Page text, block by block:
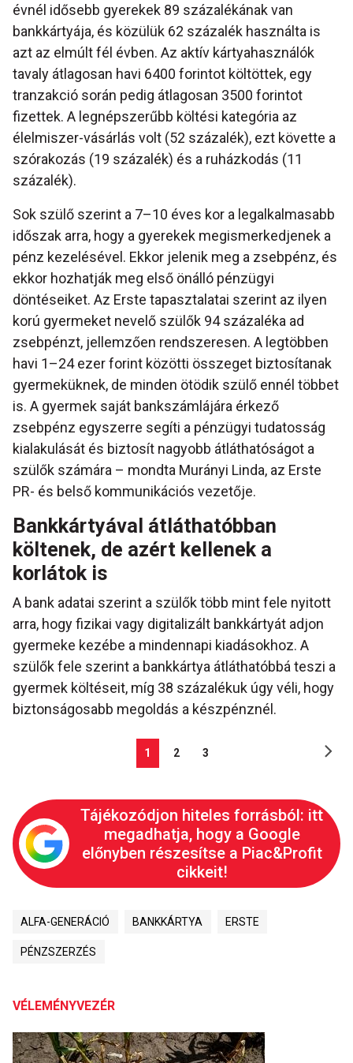
évnél idősebb gyerekek 89 százalékának van
bankkártyája, és közülük 62 százalék használta is
azt az elmúlt fél évben. Az aktív kártyahasználók
tavaly átlagosan havi 6400 forintot költöttek, egy
tranzakció során pedig átlagosan 3500 forintot
fizettek. A legnépszerűbb költési kategória az
élelmiszer-vásárlás volt (52 százalék), ezt követte a
szórakozás (19 százalék) és a ruházkodás (11
százalék).
Sok szülő szerint a 7–10 éves kor a legalkalmasabb
időszak arra, hogy a gyerekek megismerkedjenek a
pénz kezelésével. Ekkor jelenik meg a zsebpénz, és
ekkor hozhatják meg első önálló pénzügyi
döntéseiket. Az Erste tapasztalatai szerint az ilyen
korú gyermeket nevelő szülők 94 százaléka ad
zsebpénzt, jellemzően rendszeresen. A legtöbben
havi 1–24 ezer forint közötti összeget biztosítanak
gyermeküknek, de minden ötödik szülő ennél többet
is. A gyermek saját bankszámlájára érkező
zsebpénz egyszerre segíti a pénzügyi tudatosság
kialakulását és biztosít nagyobb átláthatóságot a
szülők számára – mondta Murányi Linda, az Erste
PR- és belső kommunikációs vezetője.
Bankkártyával átláthatóbban
költenek, de azért kellenek a
korlátok is
A bank adatai szerint a szülők több mint fele nyitott
arra, hogy fizikai vagy digitalizált bankkártyát adjon
gyermeke kezébe a mindennapi kiadásokhoz. A
szülők fele szerint a bankkártya átláthatóbbá teszi a
gyermek költéseit, míg 38 százalékuk úgy véli, hogy
biztonságosabb megoldás a készpénznél.
1 2 3
Tájékozódjon hiteles forrásból: itt
megadhatja, hogy a Google
előnyben részesítse a Piac&Profit
cikkeit!
ALFA-GENERÁCIÓ BANKKÁRTYA ERSTE
PÉNZSZERZÉS
VÉLEMÉNYVEZÉR